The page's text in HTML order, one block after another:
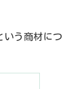
いう商材につ